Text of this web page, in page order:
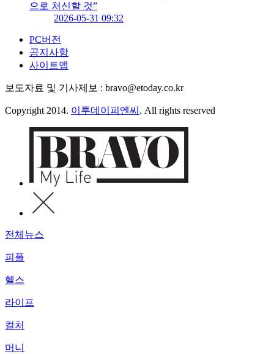
으로 처신할 것”
2026-05-31 09:32
PC버전
공지사항
사이트맵
보도자료 및 기사제보 : bravo@etoday.co.kr
Copyright 2014. 이투데이피엔씨 . All rights reserved
전체뉴스
피플
헬스
라이프
컬처
머니